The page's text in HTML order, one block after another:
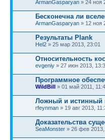
ArmanGasparyan » 24 ноя
Бесконечна ли
ArmanGasparyan » 12 ноя
Результаты Plank
Hel2 » 25 мар 2013, 23:01
Относительность
evgeniy » 27 июн 2013,
Программное
WildBill » 01 май 2011,
Ложный и истинный
rfeynman » 19 авг 2013,
Доказательства
SeaMonster » 26 фев